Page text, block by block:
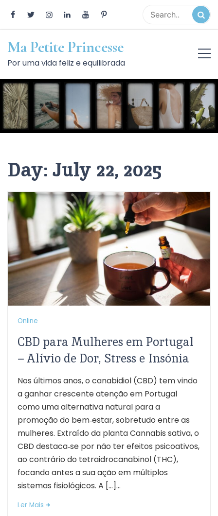
content
Ma Petite Princesse
Por uma vida feliz e equilibrada
Day: July 22, 2025
Online
CBD para Mulheres em Portugal
– Alívio de Dor, Stress e Insónia
Nos últimos anos, o canabidiol (CBD) tem vindo
a ganhar crescente atenção em Portugal
como uma alternativa natural para a
promoção do bem‑estar, sobretudo entre as
mulheres. Extraído da planta Cannabis sativa, o
CBD destaca‑se por não ter efeitos psicoativos,
ao contrário do tetraidrocanabinol (THC),
focando antes a sua ação em múltiplos
sistemas fisiológicos. A […]...
Ler Mais